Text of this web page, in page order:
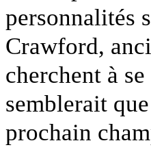
personnalités
Crawford,
cherchent à
semblerait
prochain